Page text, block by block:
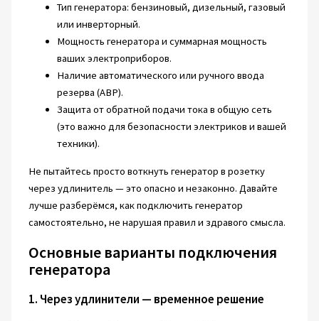
Тип генератора: бензиновый, дизельный, газовый
или инверторный.
Мощность генератора и суммарная мощность
ваших электроприборов.
Наличие автоматического или ручного ввода
резерва (АВР).
Защита от обратной подачи тока в общую сеть
(это важно для безопасности электриков и вашей
техники).
Не пытайтесь просто воткнуть генератор в розетку
через удлинитель — это опасно и незаконно. Давайте
лучше разберёмся, как подключить генератор
самостоятельно, не нарушая правил и здравого смысла.
Основные варианты подключения
генератора
1. Через удлинители — временное решение